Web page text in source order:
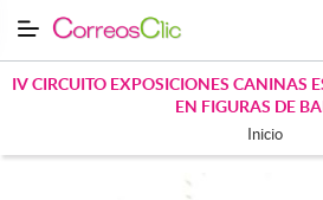
IV CIRCUITO EXPOSICIONES CANINAS
EN FIGURAS DE
Inicio